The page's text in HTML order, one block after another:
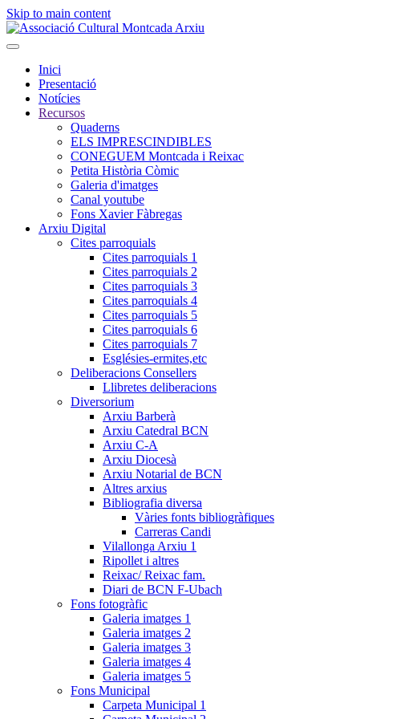
Skip to main content
Inici
Presentació
Notícies
Recursos
Quaderns
ELS IMPRESCINDIBLES
CONEGUEM Montcada i Reixac
Petita Història Còmic
Galeria d'imatges
Canal youtube
Fons Xavier Fàbregas
Arxiu Digital
Cites parroquials
Cites parroquials 1
Cites parroquials 2
Cites parroquials 3
Cites parroquials 4
Cites parroquials 5
Cites parroquials 6
Cites parroquials 7
Esglésies-ermites,etc
Deliberacions Consellers
Llibretes deliberacions
Diversorium
Arxiu Barberà
Arxiu Catedral BCN
Arxiu C-A
Arxiu Diocesà
Arxiu Notarial de BCN
Altres arxius
Bibliografia diversa
Vàries fonts bibliogràfiques
Carreras Candi
Vilallonga Arxiu 1
Ripollet i altres
Reixac/ Reixac fam.
Diari de BCN F-Ubach
Fons fotogràfic
Galeria imatges 1
Galeria imatges 2
Galeria imatges 3
Galeria imatges 4
Galeria imatges 5
Fons Municipal
Carpeta Municipal 1